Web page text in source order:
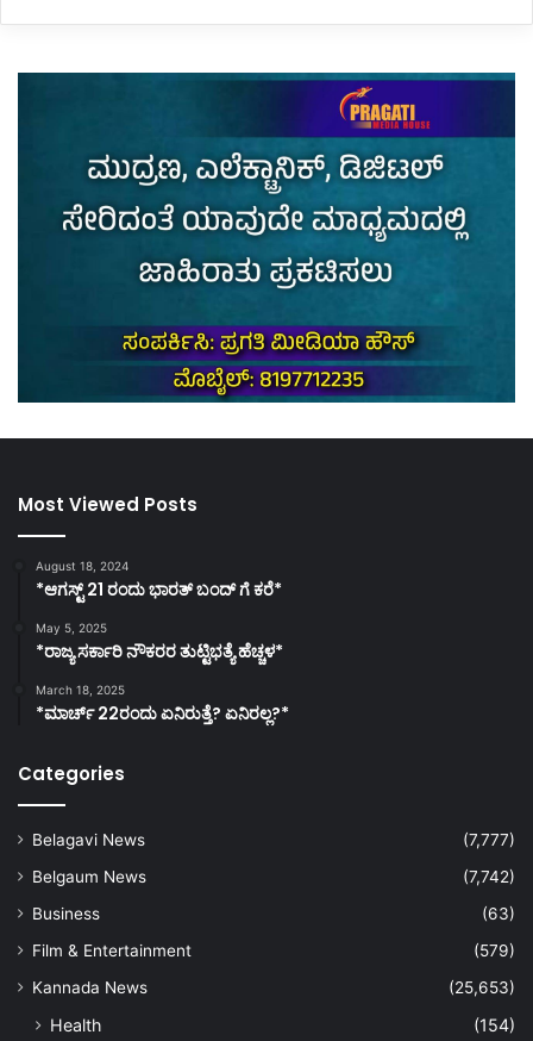
Most Viewed Posts
August 18, 2024
*ಆಗಸ್ಟ್ 21 ರಂದು ಭಾರತ್‌ ಬಂದ್‌ ಗೆ ಕರೆ*
May 5, 2025
*ರಾಜ್ಯ ಸರ್ಕಾರಿ ನೌಕರರ ತುಟ್ಟಿಭತ್ಯೆ ಹೆಚ್ಚಳ*
March 18, 2025
*ಮಾರ್ಚ್ 22ರಂದು ಏನಿರುತ್ತೆ? ಏನಿರಲ್ಲ?*
Categories
Belagavi News
(7,777)
Belgaum News
(7,742)
Business
(63)
Film & Entertainment
(579)
Kannada News
(25,653)
Health (154)